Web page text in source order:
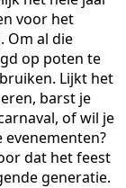
voor het
Om al die
op poten te
Lijkt het
barst je
of wil je
dat het feest
generatie.